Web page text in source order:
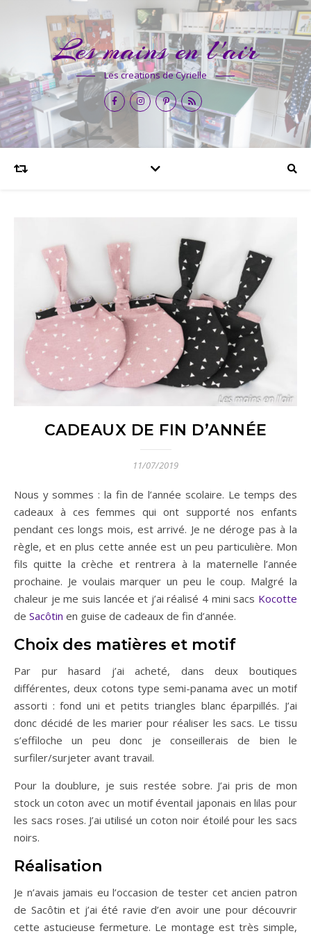
Les mains en l'air
Les creations de Cyrielle
CADEAUX DE FIN D’ANNÉE
11/07/2019
Nous y sommes : la fin de l’année scolaire. Le temps des
cadeaux à ces femmes qui ont supporté nos enfants
pendant ces longs mois, est arrivé. Je ne déroge pas à la
règle, et en plus cette année est un peu particulière. Mon
fils quitte la crèche et rentrera à la maternelle l’année
prochaine. Je voulais marquer un peu le coup. Malgré la
chaleur je me suis lancée et j’ai réalisé 4 mini sacs Kocotte
de Sacôtin en guise de cadeaux de fin d’année.
Choix des matières et motif
Par pur hasard j’ai acheté, dans deux boutiques
différentes, deux cotons type semi-panama avec un motif
assorti : fond uni et petits triangles blanc éparpillés. J’ai
donc décidé de les marier pour réaliser les sacs. Le tissu
s’effiloche un peu donc je conseillerais de bien le
surfiler/surjeter avant travail.
Pour la doublure, je suis restée sobre. J’ai pris de mon
stock un coton avec un motif éventail japonais en lilas pour
les sacs roses. J’ai utilisé un coton noir étoilé pour les sacs
noirs.
Réalisation
Je n’avais jamais eu l’occasion de tester cet ancien patron
de Sacôtin et j’ai été ravie d’en avoir une pour découvrir
cette astucieuse fermeture. Le montage est très simple,